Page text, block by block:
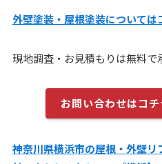
外壁塗装・屋根塗装については
現地調査・お見積もりは無料で
お問い合わせはコ
神奈川県横浜市の屋根・外壁